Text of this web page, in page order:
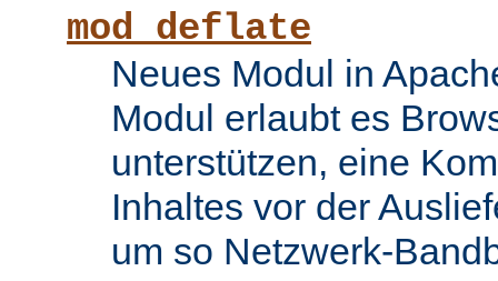
mod_deflate
Neues Modul in
Modul erlaubt es
unterstützen, eine
Inhaltes vor der
um so Netzwerk-